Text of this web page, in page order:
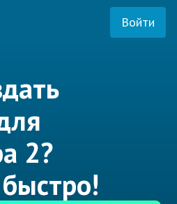
Войти
2?